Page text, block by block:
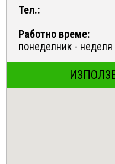
Тел.:
Работно време:
понеделник - неделя